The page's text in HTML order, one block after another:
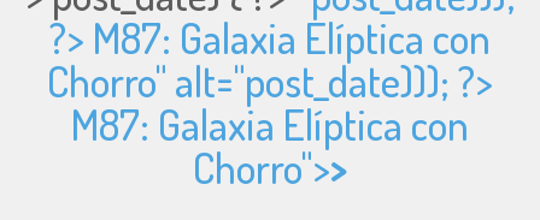
?> M87: Galaxia Elíptica con
Chorro" alt="post_date))); ?>
M87: Galaxia Elíptica con
Chorro">>